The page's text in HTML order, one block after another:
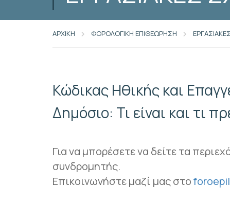
ΑΡΧΙΚΗ ΦΟΡΟΛΟΓΙΚΗ ΕΠΙΘΕΩΡΗΣΗ
Κώδικας Ηθικής και
Δημόσιο: Τι είναι και τι
Για να μπορέσετε να δείτε τα
συνδρομητής.
Επικοινωνήστε μαζί μας στο